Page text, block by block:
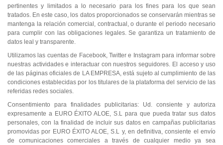
pertinentes y limitados a lo necesario para los fines para los que sean
tratados. En este caso, los datos proporcionados se conservarán mientras se
mantenga la relación comercial, contractual, o durante el periodo necesario
para cumplir con las obligaciones legales. Se garantiza un tratamiento de
datos leal y transparente.
Utilizamos las cuentas de Facebook, Twitter e Instagram para informar sobre
nuestras actividades e interactuar con nuestros seguidores. El acceso y uso
de las páginas oficiales de LA EMPRESA, está sujeto al cumplimiento de las
condiciones establecidas por los titulares de la plataforma del servicio de las
referidas redes sociales.
Consentimiento para finalidades publicitarias: Ud. consiente y autoriza
expresamente a EURO ÉXITO ALOE, S.L para que pueda tratar sus datos
personales, con la finalidad de incluir sus datos en campañas publicitarias
promovidas por EURO ÉXITO ALOE, S.L y, en definitiva, consiente el envío
de comunicaciones comerciales a través de cualquier medio ya sea